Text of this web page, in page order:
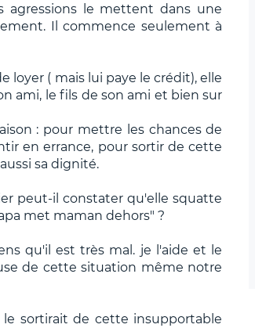
agressions le mettent dans une
Il commence seulement à
loyer ( mais lui paye le crédit), elle
ami, le fils de son ami et bien sur
: pour mettre les chances de
en errance, pour sortir de cette
sa dignité.
peut-il constater qu'elle squatte
met maman dehors" ?
qu'il est très mal. je l'aide et le
de cette situation même notre
le sortirait de cette insupportable